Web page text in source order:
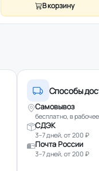
В корзину
Способы
Самовывоз
бесплатно, в
СДЭК
3–7 дней, от 200 ₽
Почта России
3–7 дней, от 200 ₽